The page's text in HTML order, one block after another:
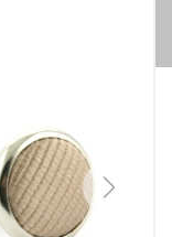
Next